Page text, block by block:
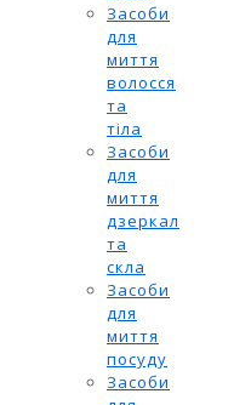
Засоби
для
миття
волосся
та
тіла
Засоби
для
миття
дзеркал
та
скла
Засоби
для
миття
посуду
Засоби